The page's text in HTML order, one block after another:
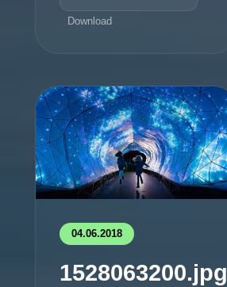
Download
04.06.2018
1528063200.jpg